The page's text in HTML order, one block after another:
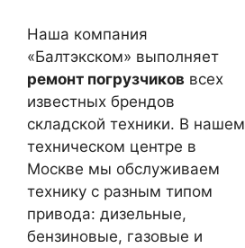
Наша компания
«Балтэкском» выполняет
ремонт погрузчиков всех
известных брендов
складской техники. В нашем
техническом центре в
Москве мы обслуживаем
технику с разным типом
привода: дизельные,
бензиновые, газовые и